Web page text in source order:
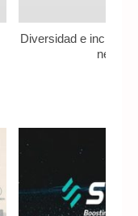
Diversidad e
negocio